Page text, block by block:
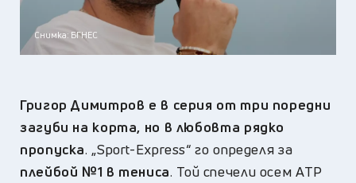
Снимка: БГНЕС
Григор Димитров е в серия от три поредни
загуби на корта, но в любовта рядко
пропуска. „Sport-Express“ го определя за
плейбой №1 в тениса. Той спечели осем ATP